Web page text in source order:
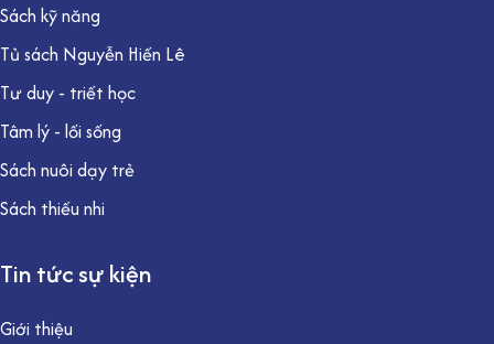
Sách kỹ năng
Tủ sách Nguyễn Hiến Lê
Tư duy - triết học
Tâm lý - lối sống
Sách nuôi dạy trẻ
Sách thiếu nhi
Tin tức sự kiện
Giới thiệu